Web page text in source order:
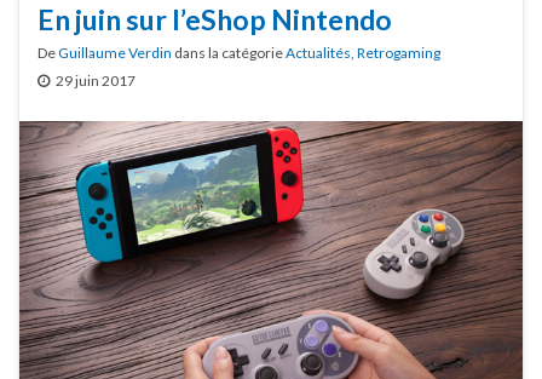
En juin sur l’eShop Nintendo
DeGuillaume Verdin dans la catégorieActualités Retrogaming
29 juin 2017